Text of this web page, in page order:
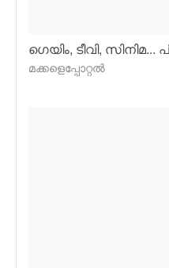
ഗെയിം, ടീവി, സിനിമ...
മക്കളെപ്പോറ്റല്‍